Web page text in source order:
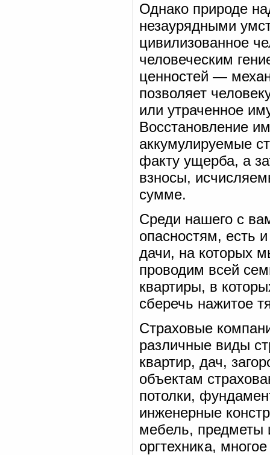
Однако природе
незаурядными
цивилизованное
человеческим
ценностей —
позволяет
или утраченное
Восстановление
аккумулируемые
факту ущерба, а
взносы,
сумме.
Среди нашего с
опасностям, есть
дачи, на которых
проводим всей
квартиры, в
сберечь нажитое
Страховые
различные виды
квартир, дач,
объектам
потолки,
инженерные
мебель, предметы
оргтехника,